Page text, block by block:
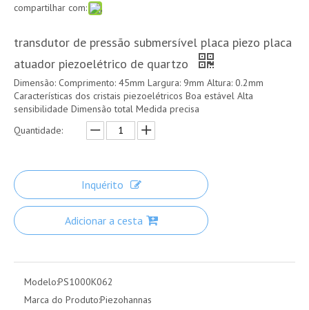
compartilhar com:
transdutor de pressão submersível placa piezo placa
atuador piezoelétrico de quartzo
Dimensão: Comprimento: 45mm Largura: 9mm Altura: 0.2mm
Características dos cristais piezoelétricos Boa estável Alta
sensibilidade Dimensão total Medida precisa
Quantidade:
Inquérito
Adicionar a cesta
Modelo:PS1000K062
Marca do Produto:Piezohannas